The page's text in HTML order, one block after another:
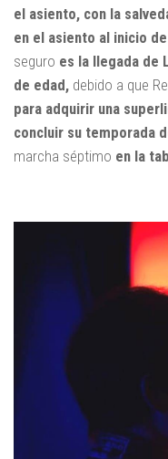
el asiento, con la
en el asiento al inicio
seguro es la llegada de
de edad, debido a que
para adquirir una
concluir su temporada
marcha séptimo en la